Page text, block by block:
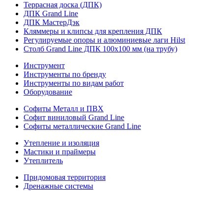
Террасная доска (ДПК)
ДПК Grand Line
ДПК МастерДэк
Кляммеры и клипсы для крепления ДПК
Регулируемые опоры и алюминиевые лаги Hilst
Столб Grand Line ДПК 100х100 мм (на трубу)
Инструмент
Инструменты по бренду
Инструменты по видам работ
Оборудование
Софиты Металл и ПВХ
Софит виниловый Grand Line
Софиты металлические Grand Line
Утепление и изоляция
Мастики и праймеры
Утеплитель
Придомовая территория
Дренажные системы